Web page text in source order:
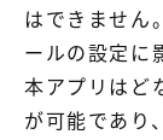
はできません
ールの設定に
本アプリはど
が可能であり